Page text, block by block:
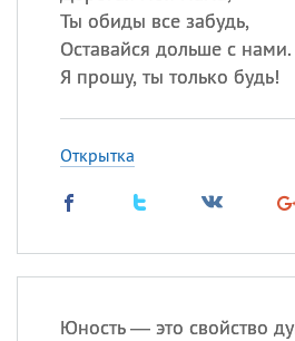
Ты обиды все забудь,
Оставайся дольше с нами.
Я прошу, ты только будь!
Открытка
Юность — это свойство